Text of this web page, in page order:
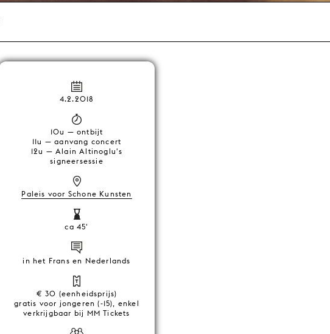
4.2.2018
10u — ontbijt
11u — aanvang concert
12u — Alain Altinoglu's
signeersessie
Paleis voor Schone Kunsten
ca 45'
in het Frans en Nederlands
€ 30 (eenheidsprijs)
gratis voor jongeren (-15), enkel
verkrijgbaar bij MM Tickets